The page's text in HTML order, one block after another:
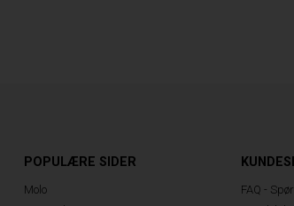
POPULÆRE SIDER
Molo
FAQ -